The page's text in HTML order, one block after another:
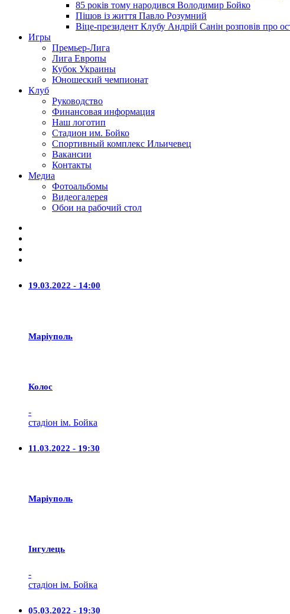
85 років тому народився Володимир Бойко
Пішов із життя Павло Розумний
Віце-президент Клубу Андрій Санін розповів про
Игры
Премьер-Лига
Лига Европы
Кубок Украины
Юношеский чемпионат
Клуб
Руководство
Финансовая информация
Наш логотип
Стадион им. Бойко
Спортивный комплекс Ильичевец
Вакансии
Контакты
Медиа
Фотоальбомы
Видеогалерея
Обои на рабочий стол
19.03.2022 - 14:00
Маріуполь
Колос
-
стадіон ім. Бойка
11.03.2022 - 19:30
Маріуполь
Iнгулець
-
стадіон ім. Бойка
05.03.2022 - 19:30